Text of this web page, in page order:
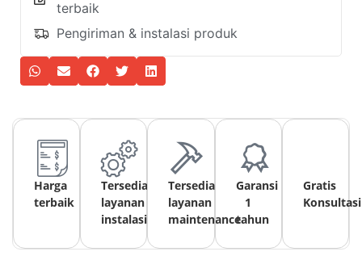
terbaik
Pengiriman & instalasi produk
Harga
terbaik
Tersedia
layanan
instalasi
Tersedia
layanan
maintenance
Garansi
1
tahun
Gratis
Konsultasi